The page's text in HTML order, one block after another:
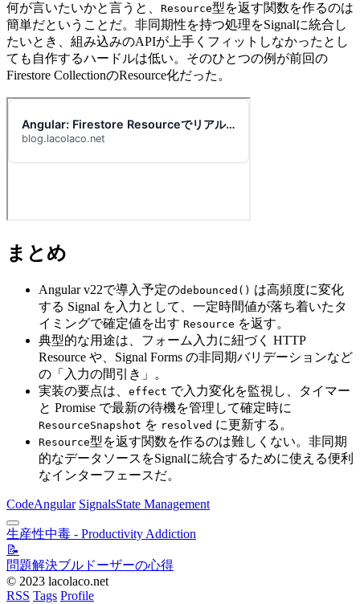
何が言いたいかと言うと、 Resource型を返す関数を作るのは
簡単だということだ。非同期性を持つ処理をSignalに統合し
たいとき、組み込みのAPIが上手くフィットしなかったとし
ても自作するハードルは低い。そのひとつの例が前回の
Firestore CollectionのResource化だった。
まとめ
Angular v22で導入予定のdebounced() は高頻度に変化
する Signal を入力として、一定時間値が落ち着いたタ
イミングで確定値を出す Resource を返す。
典型的な用途は、フォーム入力に紐づく HTTP
Resource や、Signal Forms の非同期バリデーションなど
の「入力の間引き」。
実装の要点は、 effect で入力変化を監視し、タイマー
と Promise で最新の待機を管理して確定時に
ResourceSnapshot を resolved に更新する。
Resource型を返す関数を作るのは難しくない。非同期
的なデータソースをSignalに統合するために使える便利
なインターフェースだ。
CodeAngular SignalsState Management
生産性中毒 - Productivity Addiction
📝
問題解決ブルドーザーの心得
© 2023 lacolaco.net
RSS Tags Profile